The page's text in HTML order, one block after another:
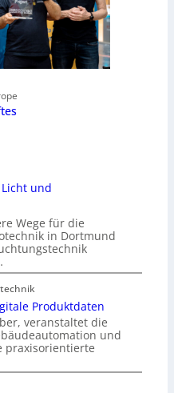
und
Wege für die
in Dortmund
Produktdaten
veranstaltet die
und
praxisorientierte